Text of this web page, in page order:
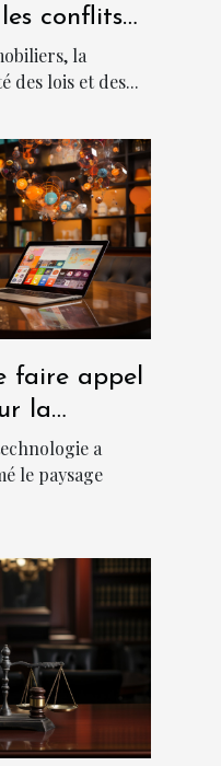
conflits
la
des lois et des...
faire appel
la
a
le paysage